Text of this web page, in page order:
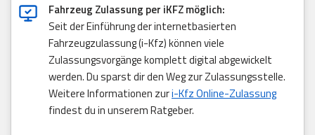
Fahrzeug Zulassung per iKFZ möglich:
Seit der Einführung der internetbasierten
Fahrzeugzulassung (i-Kfz) können viele
Zulassungsvorgänge komplett digital abgewickelt
werden. Du sparst dir den Weg zur Zulassungsstelle.
Weitere Informationen zuri-Kfz Online-Zulassung
findest du in unserem Ratgeber.